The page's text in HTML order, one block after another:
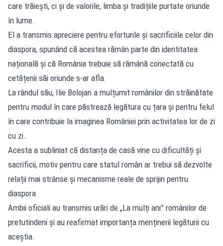
care trăiești, ci și de valorile, limba și tradițiile purtate oriunde
în lume.
El a transmis apreciere pentru eforturile și sacrificiile celor din
diaspora, spunând că acestea rămân parte din identitatea
națională și că România trebuie să rămână conectată cu
cetățenii săi oriunde s-ar afla.
La rândul său, Ilie Bolojan a mulțumit românilor din străinătate
pentru modul în care păstrează legătura cu țara și pentru felul
în care contribuie la imaginea României prin activitatea lor de zi
cu zi.
Acesta a subliniat că distanța de casă vine cu dificultăți și
sacrificii, motiv pentru care statul român ar trebui să dezvolte
relații mai strânse și mecanisme reale de sprijin pentru
diaspora.
Ambii oficiali au transmis urări de „La mulți ani” românilor de
pretutindeni și au reafirmat importanța menținerii legăturii cu
aceștia.